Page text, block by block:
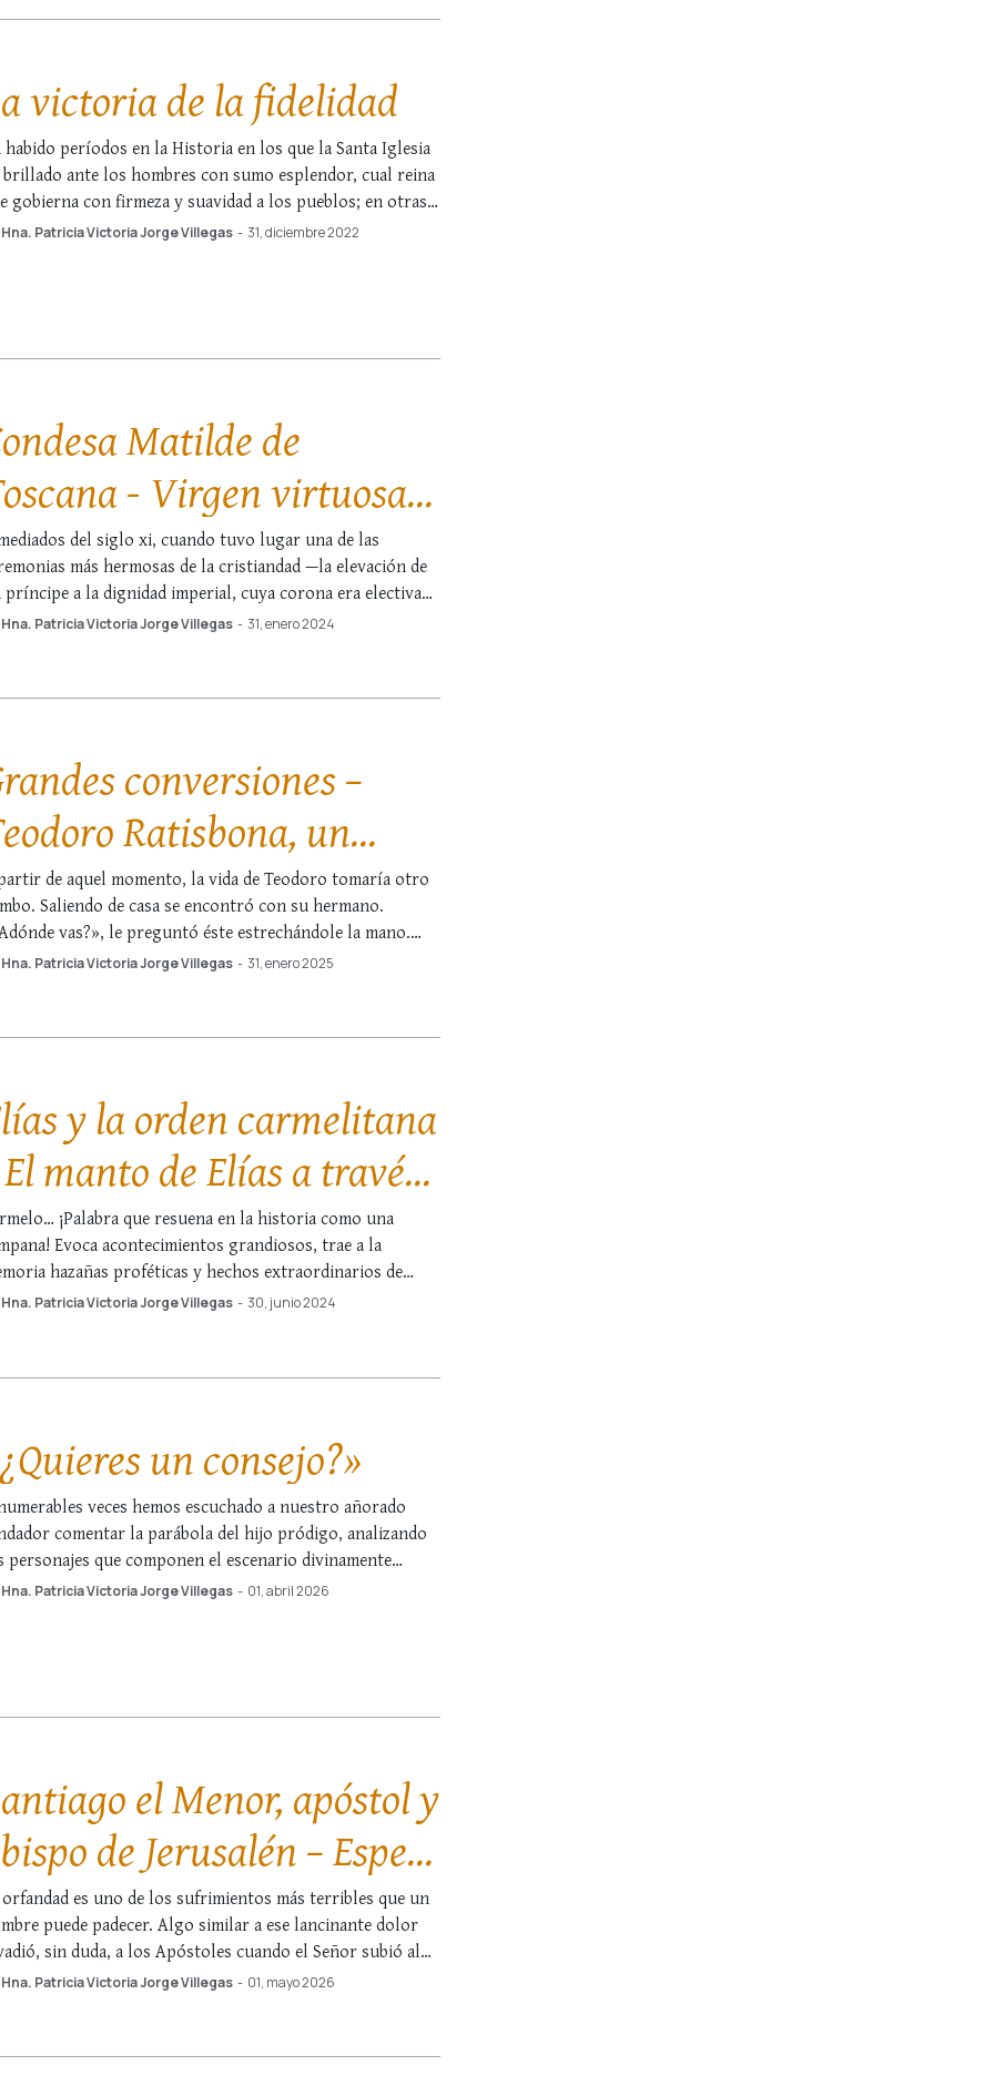
victoria de la fidelidad
habido períodos en la Historia en los que la Santa Iglesia
ante los hombres con sumo esplendor, cual reina
gobierna con firmeza y suavidad a los pueblos; en otras
se hizo pequeñita en los brazos de sus hijos,
Hna. Patricia Victoria Jorge Villegas - 31, diciembre 2022
Matilde de
- Virgen virtuosa,
y noble
del siglo xi, cuando tuvo lugar una de las
más hermosas de la cristiandad —la elevación de
príncipe a la dignidad imperial, cuya corona era electiva—,
asistió a algo diferente: Enrique III había dejado la
Hna. Patricia Victoria Jorge Villegas - 31, enero 2024
conversiones –
Ratisbona, un
hijo de Israel - De
sinagoga a la Iglesia
de aquel momento, la vida de Teodoro tomaría otro
Saliendo de casa se encontró con su hermano.
vas?», le preguntó éste estrechándole la mano.
cerca», le respondió. De hecho, estaba «cerca»… Sólo
Hna. Patricia Victoria Jorge Villegas - 31, enero 2025
y la orden carmelitana
manto de Elías a través
los tiempos
¡Palabra que resuena en la historia como una
Evoca acontecimientos grandiosos, trae a la
hazañas proféticas y hechos extraordinarios de
escogidos. Montaña de los profetas, donde Elías, el
Hna. Patricia Victoria Jorge Villegas - 30, junio 2024
un consejo?»
veces hemos escuchado a nuestro añorado
comentar la parábola del hijo pródigo, analizando
personajes que componen el escenario divinamente
por Nuestro Señor Jesucristo: el padre, el hermano
Hna. Patricia Victoria Jorge Villegas - 01, abril 2026
el Menor, apóstol y
de Jerusalén – Espejo
Cristoes uno de los sufrimientos más terribles que un
puede padecer. Algo similar a ese lancinante dolor
sin duda, a los Apóstoles cuando el Señor subió al
Aquel a quien tenían por maestro, modelo, padre,
Hna. Patricia Victoria Jorge Villegas - 01, mayo 2026